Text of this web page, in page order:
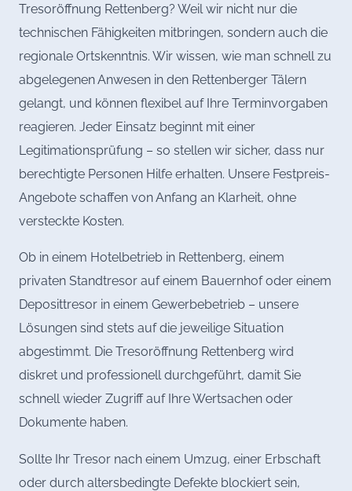
Tresoröffnung Rettenberg? Weil wir nicht nur die
technischen Fähigkeiten mitbringen, sondern auch die
regionale Ortskenntnis. Wir wissen, wie man schnell zu
abgelegenen Anwesen in den Rettenberger Tälern
gelangt, und können flexibel auf Ihre Terminvorgaben
reagieren. Jeder Einsatz beginnt mit einer
Legitimationsprüfung – so stellen wir sicher, dass nur
berechtigte Personen Hilfe erhalten. Unsere Festpreis-
Angebote schaffen von Anfang an Klarheit, ohne
versteckte Kosten.
Ob in einem Hotelbetrieb in Rettenberg, einem
privaten Standtresor auf einem Bauernhof oder einem
Deposittresor in einem Gewerbebetrieb – unsere
Lösungen sind stets auf die jeweilige Situation
abgestimmt. Die Tresoröffnung Rettenberg wird
diskret und professionell durchgeführt, damit Sie
schnell wieder Zugriff auf Ihre Wertsachen oder
Dokumente haben.
Sollte Ihr Tresor nach einem Umzug, einer Erbschaft
oder durch altersbedingte Defekte blockiert sein,